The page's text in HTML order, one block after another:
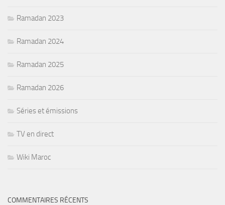
Ramadan 2023
Ramadan 2024
Ramadan 2025
Ramadan 2026
Séries et émissions
TV en direct
Wiki Maroc
COMMENTAIRES RÉCENTS